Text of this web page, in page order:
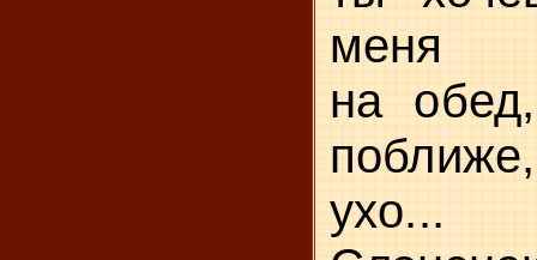
меня
на
ухо...